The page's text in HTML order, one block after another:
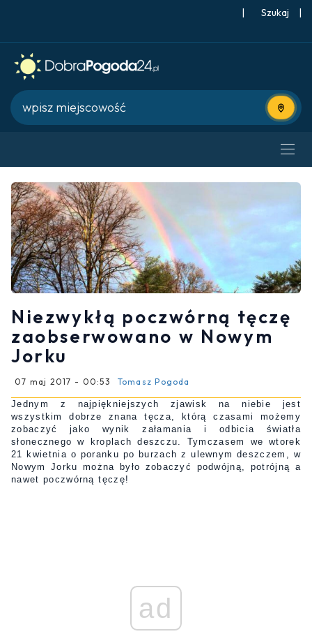
| |
Użyj
Niezwykłą poczwórną tęczę
zaobserwowano w Nowym
Jorku
07 maj 2017 - 00:53 Tomasz Pogoda
Jednym z najpiękniejszych zjawisk na niebie jest
wszystkim dobrze znana tęcza, którą czasami możemy
zobaczyć jako wynik załamania i odbicia światła
słonecznego w kroplach deszczu. Tymczasem we wtorek
21 kwietnia o poranku po burzach z ulewnym deszczem, w
Nowym Jorku można było zobaczyć podwójną, potrójną a
nawet poczwórną tęczę!
ad